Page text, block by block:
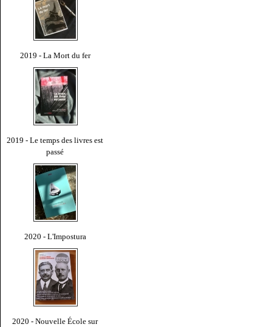
2019 - La Mort du fer
2019 - Le temps des livres est
passé
2020 - L'Impostura
2020 - Nouvelle École sur